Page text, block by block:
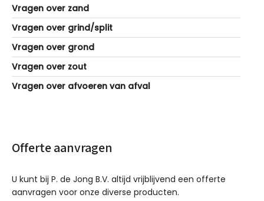
Vragen over zand
Vragen over grind/split
Vragen over grond
Vragen over zout
Vragen over afvoeren van afval
Offerte aanvragen
U kunt bij P. de Jong B.V. altijd vrijblijvend een offerte
aanvragen voor onze diverse producten.